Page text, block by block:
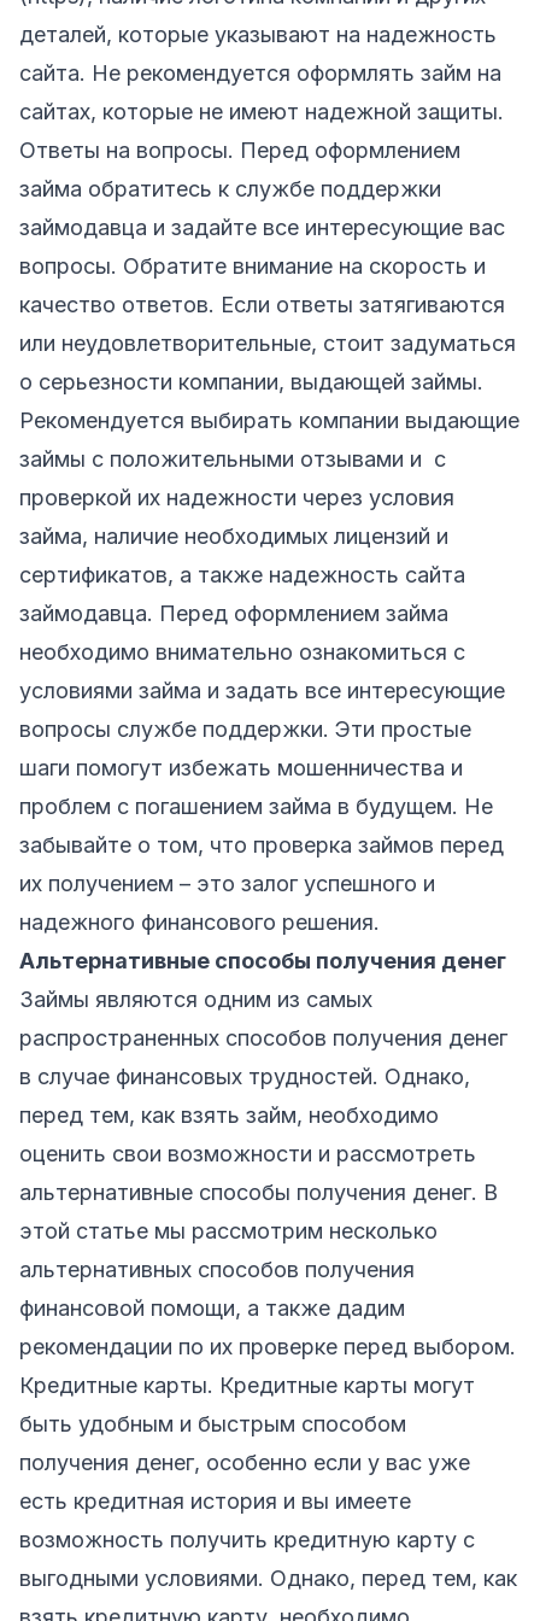
деталей, которые указывают на надежность
сайта. Не рекомендуется оформлять займ на
сайтах, которые не имеют надежной защиты.
Ответы на вопросы. Перед оформлением
займа обратитесь к службе поддержки
займодавца и задайте все интересующие вас
вопросы. Обратите внимание на скорость и
качество ответов. Если ответы затягиваются
или неудовлетворительные, стоит задуматься
о серьезности компании, выдающей займы.
Рекомендуется выбирать компании выдающие
займы с положительными отзывами и с
проверкой их надежности через условия
займа, наличие необходимых лицензий и
сертификатов, а также надежность сайта
займодавца. Перед оформлением займа
необходимо внимательно ознакомиться с
условиями займа и задать все интересующие
вопросы службе поддержки. Эти простые
шаги помогут избежать мошенничества и
проблем с погашением займа в будущем. Не
забывайте о том, что проверка займов перед
их получением – это залог успешного и
надежного финансового решения.
Альтернативные способы получения денег
Займы являются одним из самых
распространенных способов получения денег
в случае финансовых трудностей. Однако,
перед тем, как взять займ, необходимо
оценить свои возможности и рассмотреть
альтернативные способы получения денег. В
этой статье мы рассмотрим несколько
альтернативных способов получения
финансовой помощи, а также дадим
рекомендации по их проверке перед выбором.
Кредитные карты. Кредитные карты могут
быть удобным и быстрым способом
получения денег, особенно если у вас уже
есть кредитная история и вы имеете
возможность получить кредитную карту с
выгодными условиями. Однако, перед тем, как